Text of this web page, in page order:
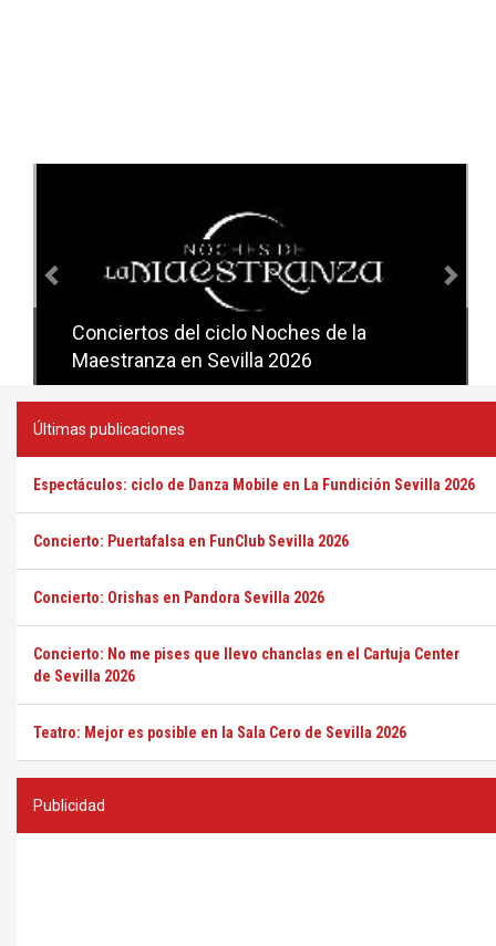
Conciertos del ciclo Noches de la
Maestranza en Sevilla 2026
Conciertos del ciclo Candlelight en
Sevilla
Últimas publicaciones
Espectáculos: ciclo de Danza Mobile en La Fundición Sevilla 2026
Concierto: Puertafalsa en FunClub Sevilla 2026
Concierto: Orishas en Pandora Sevilla 2026
Concierto: No me pises que llevo chanclas en el Cartuja Center
de Sevilla 2026
Teatro: Mejor es posible en la Sala Cero de Sevilla 2026
Publicidad